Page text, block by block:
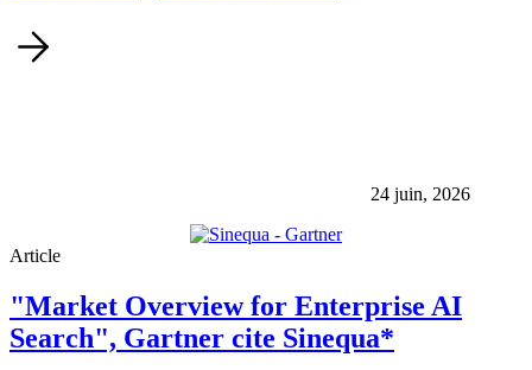
24 juin, 2026
Article
"Market Overview for Enterprise AI
Search", Gartner cite Sinequa*